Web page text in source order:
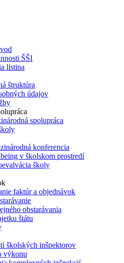
ŠŠI
listina
štruktúra
údajov
spolupráca
konferencia
v školskom prostredí
školy
faktúr a objednávok
obstarávania
štátu
školských inšpektorov
výkonu